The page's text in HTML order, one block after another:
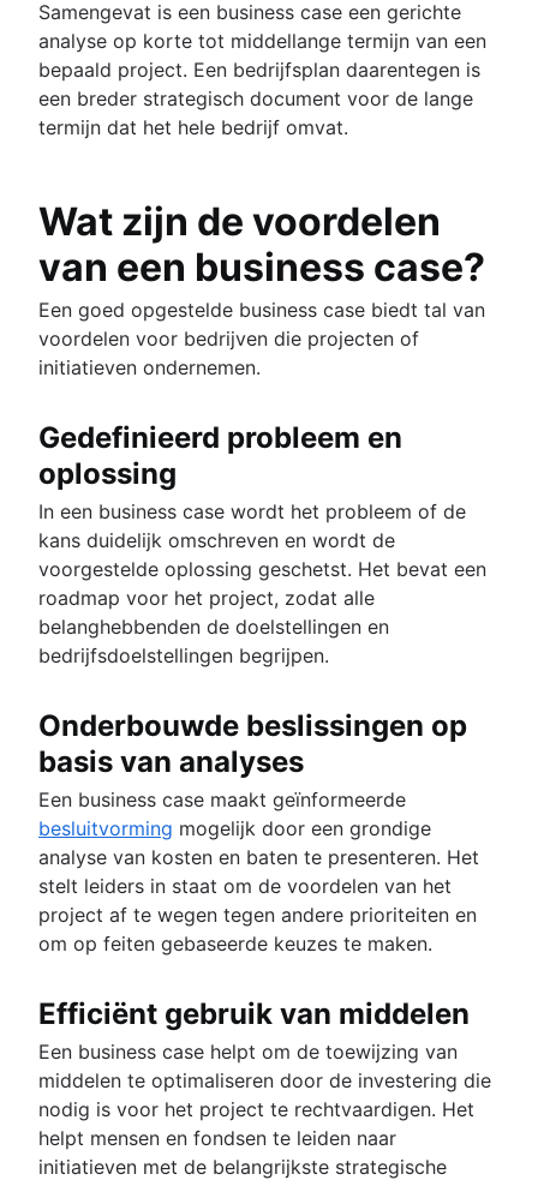
Samengevat is een business case een gerichte
analyse op korte tot middellange termijn van een
bepaald project. Een bedrijfsplan daarentegen is
een breder strategisch document voor de lange
termijn dat het hele bedrijf omvat.
Wat zijn de voordelen
van een business case?
Een goed opgestelde business case biedt tal van
voordelen voor bedrijven die projecten of
initiatieven ondernemen.
Gedefinieerd probleem en
oplossing
In een business case wordt het probleem of de
kans duidelijk omschreven en wordt de
voorgestelde oplossing geschetst. Het bevat een
roadmap voor het project, zodat alle
belanghebbenden de doelstellingen en
bedrijfsdoelstellingen begrijpen.
Onderbouwde beslissingen op
basis van analyses
Een business case maakt geïnformeerde
besluitvorming mogelijk door een grondige
analyse van kosten en baten te presenteren. Het
stelt leiders in staat om de voordelen van het
project af te wegen tegen andere prioriteiten en
om op feiten gebaseerde keuzes te maken.
Efficiënt gebruik van middelen
Een business case helpt om de toewijzing van
middelen te optimaliseren door de investering die
nodig is voor het project te rechtvaardigen. Het
helpt mensen en fondsen te leiden naar
initiatieven met de belangrijkste strategische